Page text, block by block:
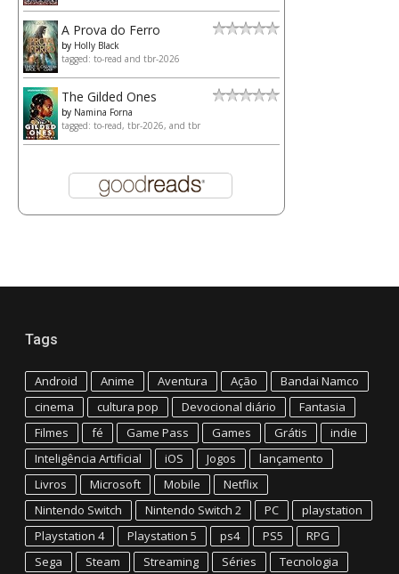
A Prova do Ferro
by Holly Black
tagged: to-read and tbr-2026
The Gilded Ones
by Namina Forna
tagged: to-read, tbr-2026, and tbr
Tags
Android Anime Aventura Ação
Bandai Namco
cinema
cultura pop Devocional diário
Fantasia
Filmes
fé Game Pass Games Grátis
indie
Inteligência Artificial
iOS Jogos
lançamento
Livros
Microsoft Mobile
Netflix
Nintendo Switch
Nintendo Switch 2 PC
playstation
Playstation 4
Playstation 5 ps4 PS5
RPG
Sega
Steam Streaming Séries
Tecnologia